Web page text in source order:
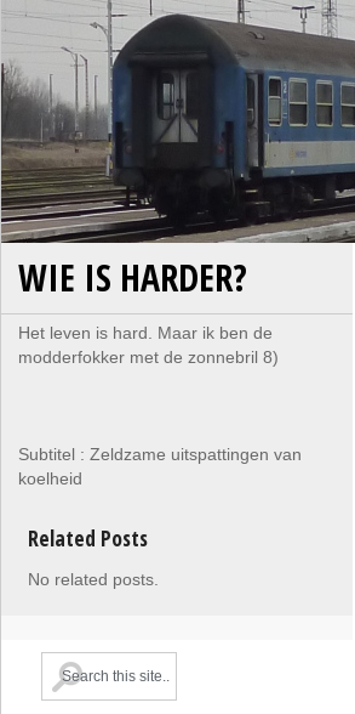
WIE IS HARDER?
Het leven is hard. Maar ik ben de
modderfokker met de zonnebril 8)
Subtitel : Zeldzame uitspattingen van
koelheid
Related Posts
No related posts.